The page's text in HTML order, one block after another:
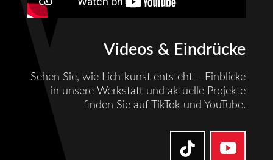
Videos & Eindrücke
Sehen Sie, wie Lichtkunst entsteht – Einblicke
in unsere Werkstatt und aktuelle Projekte
finden Sie auf TikTok und YouTube.